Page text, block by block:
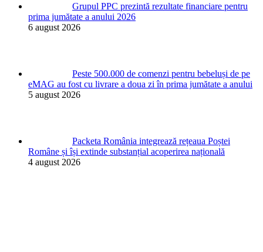
Grupul PPC prezintă rezultate financiare pentru
prima jumătate a anului 2026
6 august 2026
Peste 500.000 de comenzi pentru bebeluși de pe
eMAG au fost cu livrare a doua zi în prima jumătate a anului
5 august 2026
Packeta România integrează rețeaua Poștei
Române și își extinde substanțial acoperirea națională
4 august 2026